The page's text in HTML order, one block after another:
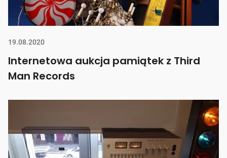
19.08.2020
Internetowa aukcja pamiątek z Third
Man Records